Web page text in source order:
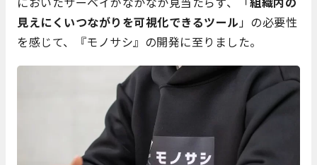
見えにくいつながりを可視化できるツール」の必要性
を感じて、『モノサシ』の開発に至りました。